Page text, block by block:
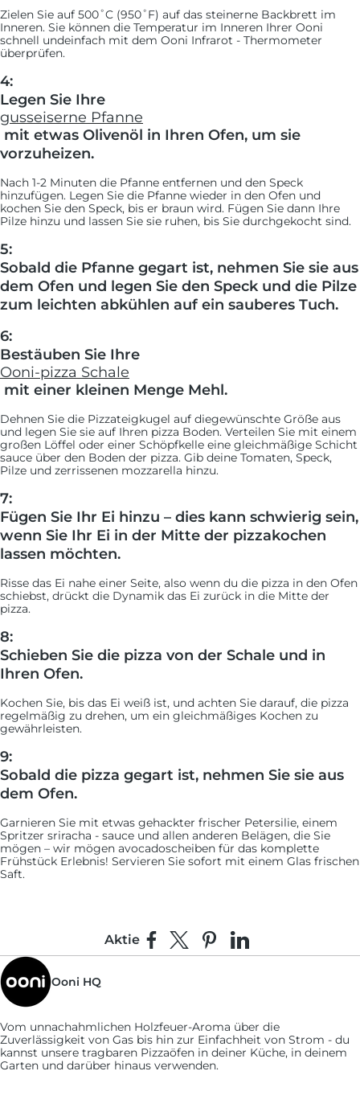
Zielen Sie auf 500˚C (950˚F) auf das steinerne Backbrett im
Inneren. Sie können die Temperatur im Inneren Ihrer Ooni
schnell undeinfach mit dem Ooni Infrarot - Thermometer
überprüfen.
4:
Legen Sie Ihre
gusseiserne Pfanne
mit etwas Olivenöl in Ihren Ofen, um sie
vorzuheizen.
Nach 1-2 Minuten die Pfanne entfernen und den Speck
hinzufügen. Legen Sie die Pfanne wieder in den Ofen und
kochen Sie den Speck, bis er braun wird. Fügen Sie dann Ihre
Pilze hinzu und lassen Sie sie ruhen, bis Sie durchgekocht sind.
5:
Sobald die Pfanne gegart ist, nehmen Sie sie aus
dem Ofen und legen Sie den Speck und die Pilze
zum leichten abkühlen auf ein sauberes Tuch.
6:
Bestäuben Sie Ihre
Ooni-pizza Schale
mit einer kleinen Menge Mehl.
Dehnen Sie die Pizzateigkugel auf diegewünschte Größe aus
und legen Sie sie auf Ihren pizza Boden. Verteilen Sie mit einem
großen Löffel oder einer Schöpfkelle eine gleichmäßige Schicht
sauce über den Boden der pizza. Gib deine Tomaten, Speck,
Pilze und zerrissenen mozzarella hinzu.
7:
Fügen Sie Ihr Ei hinzu – dies kann schwierig sein,
wenn Sie Ihr Ei in der Mitte der pizzakochen
lassen möchten.
Risse das Ei nahe einer Seite, also wenn du die pizza in den Ofen
schiebst, drückt die Dynamik das Ei zurück in die Mitte der
pizza.
8:
Schieben Sie die pizza von der Schale und in
Ihren Ofen.
Kochen Sie, bis das Ei weiß ist, und achten Sie darauf, die pizza
regelmäßig zu drehen, um ein gleichmäßiges Kochen zu
gewährleisten.
9:
Sobald die pizza gegart ist, nehmen Sie sie aus
dem Ofen.
Garnieren Sie mit etwas gehackter frischer Petersilie, einem
Spritzer sriracha - sauce und allen anderen Belägen, die Sie
mögen – wir mögen avocadoscheiben für das komplette
Frühstück Erlebnis! Servieren Sie sofort mit einem Glas frischen
Saft.
Aktie Auf Facebook teilen
Teilen auf X
Auf Pinterest pinnen
Auf LinkedIn teilen
Ooni HQ
Vom unnachahmlichen Holzfeuer-Aroma über die
Zuverlässigkeit von Gas bis hin zur Einfachheit von Strom - du
kannst unsere tragbaren Pizzaöfen in deiner Küche, in deinem
Garten und darüber hinaus verwenden.